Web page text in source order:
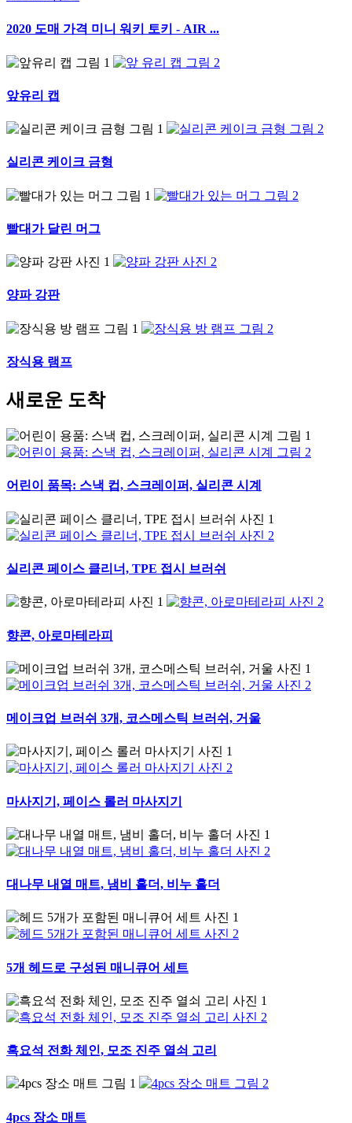
2020 도매 가격 미니 워키 토키 - AIR ...
앞유리 캡
실리콘 케이크 금형
빨대가 달린 머그
양파 강판
장식용 램프
새로운 도착
어린이 품목: 스낵 컵, 스크레이퍼, 실리콘 시계
실리콘 페이스 클리너, TPE 접시 브러쉬
향콘, 아로마테라피
메이크업 브러쉬 3개, 코스메스틱 브러쉬, 거울
마사지기, 페이스 롤러 마사지기
대나무 내열 매트, 냄비 홀더, 비누 홀더
5개 헤드로 구성된 매니큐어 세트
흑요석 전화 체인, 모조 진주 열쇠 고리
4pcs 장소 매트